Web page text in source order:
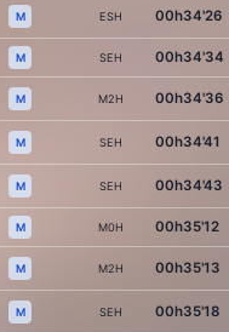
M ESH 00h34'26
M SEH 00h34'34
M M2H 00h34'36
M SEH 00h34'41
M SEH 00h34'43
M M0H 00h35'12
M M2H 00h35'13
M SEH 00h35'18